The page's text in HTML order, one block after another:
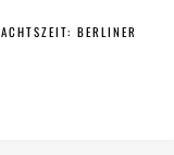
BERLINER